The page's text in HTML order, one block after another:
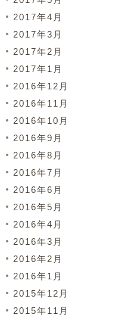
2017年4月
2017年3月
2017年2月
2017年1月
2016年12月
2016年11月
2016年10月
2016年9月
2016年8月
2016年7月
2016年6月
2016年5月
2016年4月
2016年3月
2016年2月
2016年1月
2015年12月
2015年11月